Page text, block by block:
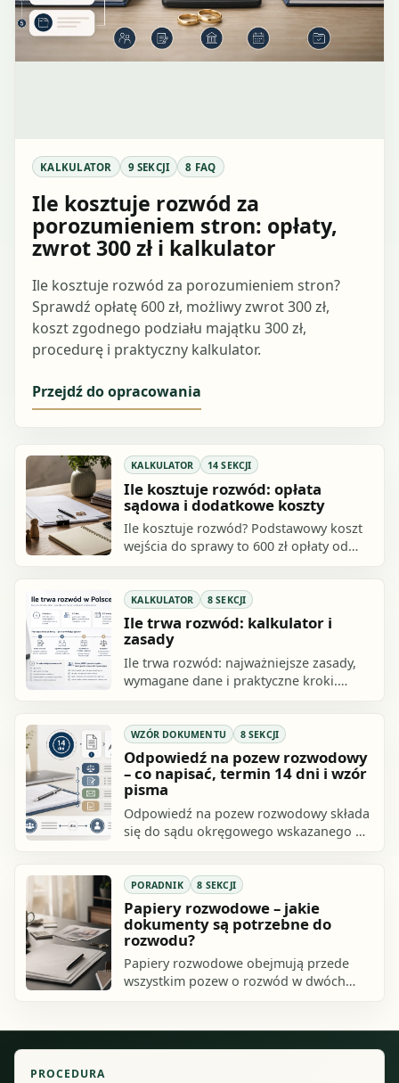
KALKULATOR 9 SEKCJI 8 FAQ
Ile kosztuje rozwód za
porozumieniem stron: opłaty,
zwrot 300 zł i kalkulator
Ile kosztuje rozwód za porozumieniem stron?
Sprawdź opłatę 600 zł, możliwy zwrot 300 zł,
koszt zgodnego podziału majątku 300 zł,
procedurę i praktyczny kalkulator.
Przejdź do opracowania
KALKULATOR 14 SEKCJI
Ile kosztuje rozwód: opłata
sądowa i dodatkowe koszty
Ile kosztuje rozwód? Podstawowy koszt
wejścia do sprawy to 600 zł opłaty od
KALKULATOR 8 SEKCJI
Ile trwa rozwód: kalkulator i
zasady
Ile trwa rozwód: najważniejsze zasady,
wymagane dane i praktyczne kroki.
WZÓR DOKUMENTU 8 SEKCJI
Odpowiedź na pozew rozwodowy
– co napisać, termin 14 dni i wzór
pisma
Odpowiedź na pozew rozwodowy składa
się do sądu okręgowego wskazanego w
odpowiedzi.
PORADNIK 8 SEKCJI
Papiery rozwodowe – jakie
dokumenty są potrzebne do
rozwodu?
Papiery rozwodowe obejmują przede
wszystkim pozew o rozwód w dwóch
małoletnie.
PROCEDURA